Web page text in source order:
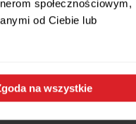
społecznościowym,
od Ciebie lub
na wszystkie